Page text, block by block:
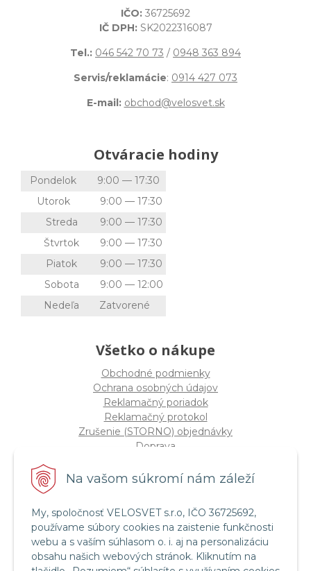
Na vašom súkromí nám záleží
My, spoločnosť VELOSVET s.r.o, IČO 36725692,
používame súbory cookies na zaistenie funkčnosti
webu a s vaším súhlasom o. i. aj na personalizáciu
obsahu našich webových stránok. Kliknutím na
IČO: 36725692
IČ DPH: SK2022316087
Tel.: 046 542 70 73 / 0948 363 894
Servis/reklamácie: 0914 427 073
E-mail: obchod@velosvet.sk
Otváracie hodiny
Pondelok
9:00 — 17:30
Utorok
9:00 — 17:30
Streda
9:00 — 17:30
Štvrtok
9:00 — 17:30
Piatok
9:00 — 17:30
Sobota
9:00 — 12:00
Nedeľa
Zatvorené
Všetko o nákupe
Obchodné podmienky
Ochrana osobných údajov
Reklamačný poriadok
Reklamačný protokol
Zrušenie (STORNO) objednávky
Doprava
Štatút súťaže "Vianoce 2025"
Servis a služby
Servis bicyklov a elektrobicyklov
Retül Bike Fit